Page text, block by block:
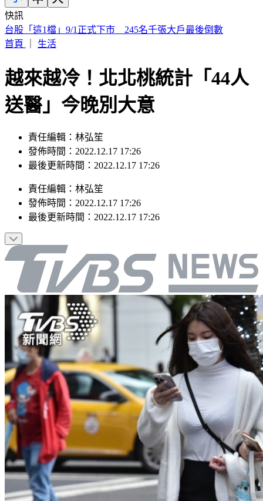
快訊
要助理颱風天「肉身護植栽」 愛莉莎莎挨轟無奈曝原因
首頁
生活
越來越冷！北北桃統計「44人
送醫」今晚別大意
責任編輯：林弘笙
發佈時間：2022.12.17 17:26
最後更新時間：2022.12.17 17:26
責任編輯 ： 林弘笙
發佈時間： 2022.12.17 17:26
最後更新時間： 2022.12.17 17:26